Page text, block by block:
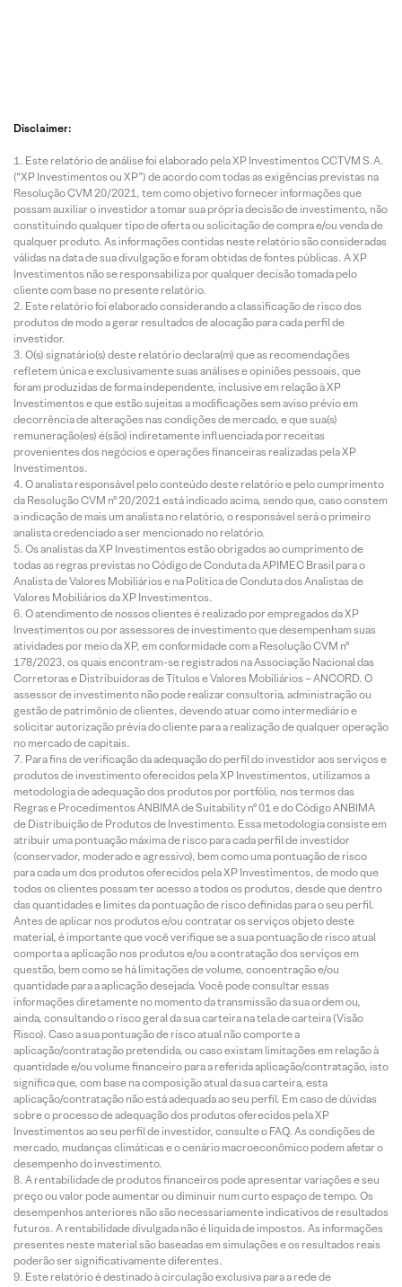
Disclaimer:
Este relatório de análise foi elaborado pela XP Investimentos CCTVM S.A.
(“XP Investimentos ou XP”) de acordo com todas as exigências previstas na
Resolução CVM 20/2021, tem como objetivo fornecer informações que
possam auxiliar o investidor a tomar sua própria decisão de investimento, não
constituindo qualquer tipo de oferta ou solicitação de compra e/ou venda de
qualquer produto. As informações contidas neste relatório são consideradas
válidas na data de sua divulgação e foram obtidas de fontes públicas. A XP
Investimentos não se responsabiliza por qualquer decisão tomada pelo
cliente com base no presente relatório.
Este relatório foi elaborado considerando a classificação de risco dos
produtos de modo a gerar resultados de alocação para cada perfil de
investidor.
O(s) signatário(s) deste relatório declara(m) que as recomendações
refletem única e exclusivamente suas análises e opiniões pessoais, que
foram produzidas de forma independente, inclusive em relação à XP
Investimentos e que estão sujeitas a modificações sem aviso prévio em
decorrência de alterações nas condições de mercado, e que sua(s)
remuneração(es) é(são) indiretamente influenciada por receitas
provenientes dos negócios e operações financeiras realizadas pela XP
Investimentos.
O analista responsável pelo conteúdo deste relatório e pelo cumprimento
da Resolução CVM nº 20/2021 está indicado acima, sendo que, caso constem
a indicação de mais um analista no relatório, o responsável será o primeiro
analista credenciado a ser mencionado no relatório.
Os analistas da XP Investimentos estão obrigados ao cumprimento de
todas as regras previstas no Código de Conduta da APIMEC Brasil para o
Analista de Valores Mobiliários e na Política de Conduta dos Analistas de
Valores Mobiliários da XP Investimentos.
O atendimento de nossos clientes é realizado por empregados da XP
Investimentos ou por assessores de investimento que desempenham suas
atividades por meio da XP, em conformidade com a Resolução CVM nº
178/2023, os quais encontram-se registrados na Associação Nacional das
Corretoras e Distribuidoras de Títulos e Valores Mobiliários – ANCORD. O
assessor de investimento não pode realizar consultoria, administração ou
gestão de patrimônio de clientes, devendo atuar como intermediário e
solicitar autorização prévia do cliente para a realização de qualquer operação
no mercado de capitais.
Para fins de verificação da adequação do perfil do investidor aos serviços e
produtos de investimento oferecidos pela XP Investimentos, utilizamos a
metodologia de adequação dos produtos por portfólio, nos termos das
Regras e Procedimentos ANBIMA de Suitability nº 01 e do Código ANBIMA
de Distribuição de Produtos de Investimento. Essa metodologia consiste em
atribuir uma pontuação máxima de risco para cada perfil de investidor
(conservador, moderado e agressivo), bem como uma pontuação de risco
para cada um dos produtos oferecidos pela XP Investimentos, de modo que
todos os clientes possam ter acesso a todos os produtos, desde que dentro
das quantidades e limites da pontuação de risco definidas para o seu perfil.
Antes de aplicar nos produtos e/ou contratar os serviços objeto deste
material, é importante que você verifique se a sua pontuação de risco atual
comporta a aplicação nos produtos e/ou a contratação dos serviços em
questão, bem como se há limitações de volume, concentração e/ou
quantidade para a aplicação desejada. Você pode consultar essas
informações diretamente no momento da transmissão da sua ordem ou,
ainda, consultando o risco geral da sua carteira na tela de carteira (Visão
Risco). Caso a sua pontuação de risco atual não comporte a
aplicação/contratação pretendida, ou caso existam limitações em relação à
quantidade e/ou volume financeiro para a referida aplicação/contratação, isto
significa que, com base na composição atual da sua carteira, esta
aplicação/contratação não está adequada ao seu perfil. Em caso de dúvidas
sobre o processo de adequação dos produtos oferecidos pela XP
Investimentos ao seu perfil de investidor, consulte o FAQ. As condições de
mercado, mudanças climáticas e o cenário macroeconômico podem afetar o
desempenho do investimento.
A rentabilidade de produtos financeiros pode apresentar variações e seu
preço ou valor pode aumentar ou diminuir num curto espaço de tempo. Os
desempenhos anteriores não são necessariamente indicativos de resultados
futuros. A rentabilidade divulgada não é líquida de impostos. As informações
presentes neste material são baseadas em simulações e os resultados reais
poderão ser significativamente diferentes.
Este relatório é destinado à circulação exclusiva para a rede de